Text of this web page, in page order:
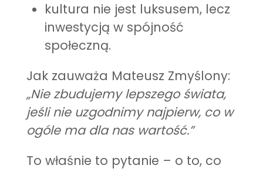
kultura nie jest luksusem, lecz
inwestycją w spójność
społeczną.
Jak zauważa Mateusz Zmyślony:
„Nie zbudujemy lepszego świata,
jeśli nie uzgodnimy najpierw, co w
ogóle ma dla nas wartość.”
To właśnie to pytanie – o to, co